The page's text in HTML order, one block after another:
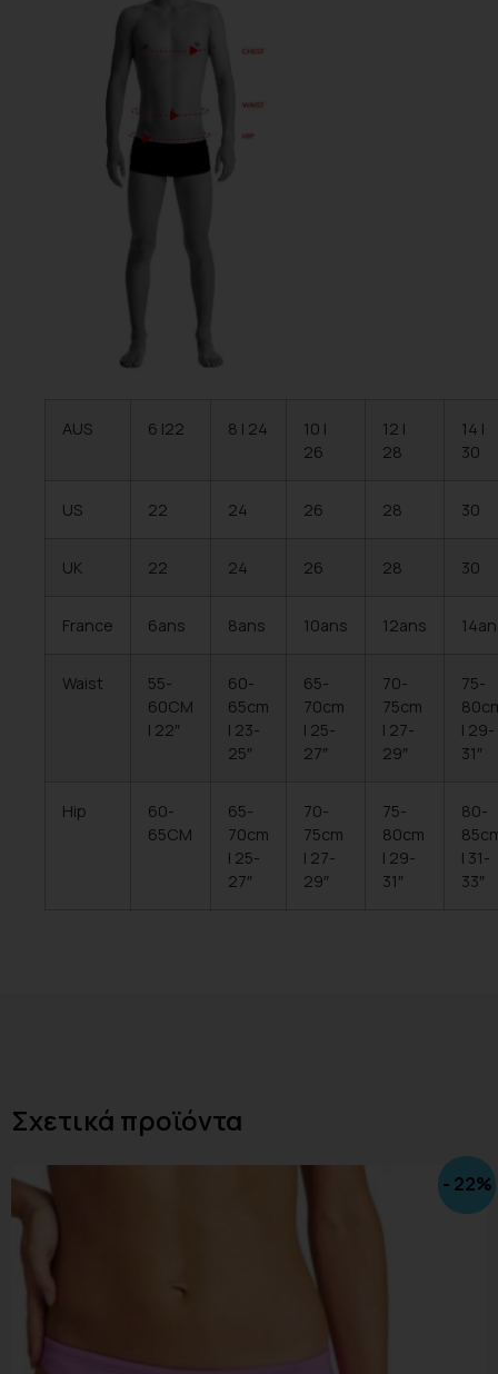
AUS 6 |22 8 | 24
10 |
26
12 |
28
14 |
30
US 22 24 26 28 30
UK 22 24 26 28 30
France 6ans 8ans 10ans 12ans
Waist
55-
60CM
| 22″
60-
65cm
| 23-
25″
65-
70cm
| 25-
27″
70-
75cm
| 27-
29″
75-
| 29-
31″
Hip
60-
65CM
65-
70cm
| 25-
27″
70-
75cm
| 27-
29″
75-
80cm
| 29-
31″
80-
| 31-
33″
Σχετικά προϊόντα
- 22%